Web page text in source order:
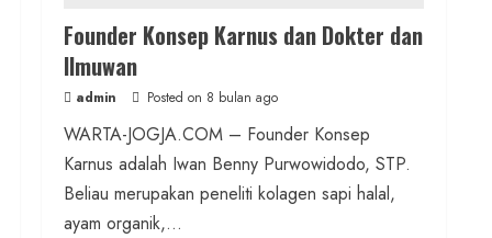
Founder Konsep Karnus dan Dokter dan
Ilmuwan
admin Posted on 8 bulan ago
WARTA-JOGJA.COM – Founder Konsep
Karnus adalah Iwan Benny Purwowidodo, STP.
Beliau merupakan peneliti kolagen sapi halal,
ayam organik,...